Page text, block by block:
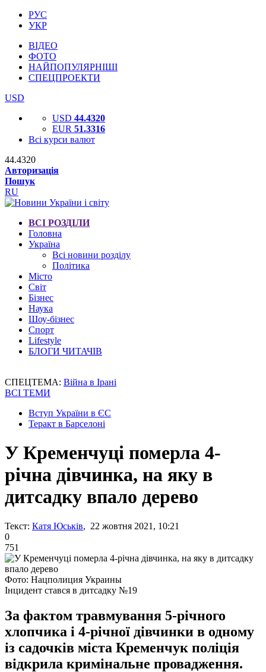
РУС
УКР
ВІДЕО
ФОТО
НАЙПОПУЛЯРНІШІ
СПЕЦПРОЕКТИ
USD
USD 44.4320
EUR 51.3316
Всі курси валют
44.4320
Авторизація
Пошук
RU
ВСІ РОЗДІЛИ
Головна
Україна
Всі новини розділу
Політика
Місто
Світ
Бізнес
Наука
Шоу-бізнес
Спорт
Lifestyle
БЛОГИ ЧИТАЧІВ
СПЕЦТЕМА: Війна в Ірані
ВСІ ТЕМИ
Вступ України в ЄС
Теракт в Барселоні
У Кременчуці померла 4-
річна дівчинка, на яку в
дитсадку впало дерево
Текст: Катя Юськів, 22 жовтня 2021, 10:21
0
751
Фото: Нацполиция Украины
Інцидент стався в дитсадку №19
За фактом травмування 5-річного
хлопчика і 4-річної дівчинки в одному
із садочків міста Кременчук поліція
відкрила кримінальне провадження.